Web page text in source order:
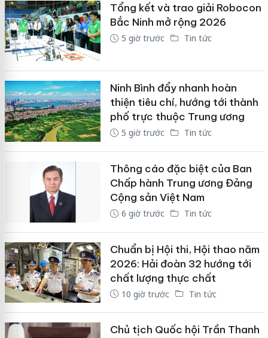
Tổng kết và trao giải Robocon
Bắc Ninh mở rộng 2026
5 giờ trước Tin tức
Ninh Bình đẩy nhanh hoàn
thiện tiêu chí, hướng tới thành
phố trực thuộc Trung ương
5 giờ trước Tin tức
Thông cáo đặc biệt của Ban
Chấp hành Trung ương Đảng
Cộng sản Việt Nam
6 giờ trước Tin tức
Chuẩn bị Hội thi, Hội thao năm
2026: Hải đoàn 32 hướng tới
chất lượng thực chất
10 giờ trước Tin tức
Chủ tịch Quốc hội Trần Thanh